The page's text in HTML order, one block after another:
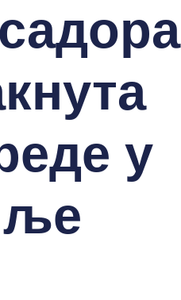
у